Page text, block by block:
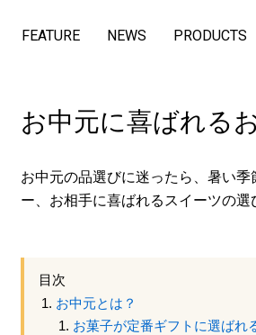
FEATURE NEWS PRODUCTS
お中元に喜ばれる
お中元の品選びに迷ったら、暑い
ー、お相手に喜ばれるスイーツの
目次
お中元とは？
お菓子が定番ギフトに選ばれ